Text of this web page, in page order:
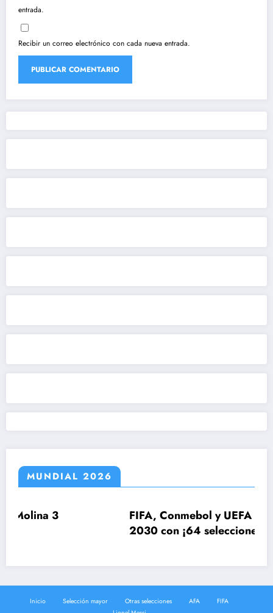
entrada.
Recibir un correo electrónico con cada nueva entrada.
MUNDIAL 2026
FIFA, Conmebol y UEFA estudian el
2030 con ¡64 selecciones!
Inicio Selección mayor Otras selecciones AFA
FIFA